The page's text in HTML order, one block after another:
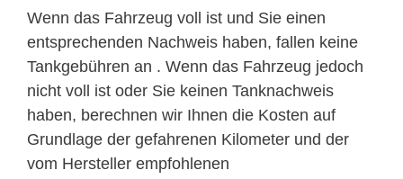
Wenn das Fahrzeug voll ist und Sie einen
entsprechenden Nachweis haben, fallen keine
Tankgebühren an . Wenn das Fahrzeug jedoch
nicht voll ist oder Sie keinen Tanknachweis
haben, berechnen wir Ihnen die Kosten auf
Grundlage der gefahrenen Kilometer und der
vom Hersteller empfohlenen